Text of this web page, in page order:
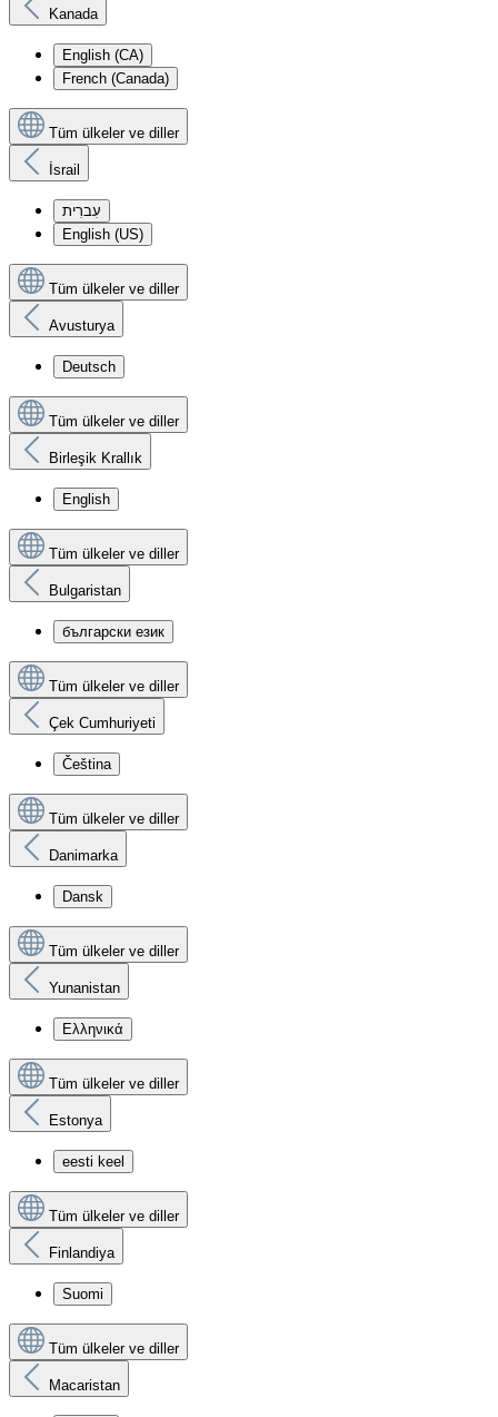
Kanada
English (CA)
French (Canada)
Tüm ülkeler ve diller
İsrail
עִברִית
English (US)
Tüm ülkeler ve diller
Avusturya
Deutsch
Tüm ülkeler ve diller
Birleşik Krallık
English
Tüm ülkeler ve diller
Bulgaristan
български език
Tüm ülkeler ve diller
Çek Cumhuriyeti
Čeština
Tüm ülkeler ve diller
Danimarka
Dansk
Tüm ülkeler ve diller
Yunanistan
Ελληνικά
Tüm ülkeler ve diller
Estonya
eesti keel
Tüm ülkeler ve diller
Finlandiya
Suomi
Tüm ülkeler ve diller
Macaristan